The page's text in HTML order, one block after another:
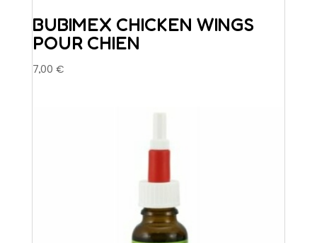
BUBIMEX CHICKEN WINGS
POUR CHIEN
7,00 €